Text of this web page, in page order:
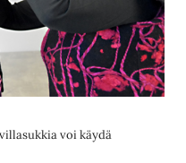
voi käydä